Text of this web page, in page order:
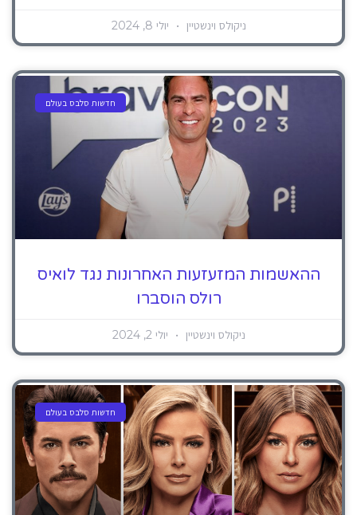
ניקולס וינשטיין יולי 8, 2024
חדשות סלבס בעולם
ההאשמות המזעזעות האחרונות נגד לואיס
רולס הוסברו
ניקולס וינשטיין יולי 2, 2024
חדשות סלבס בעולם